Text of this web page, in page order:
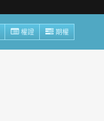
權證 期權